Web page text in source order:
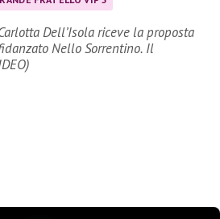
Dell’Isola riceve la proposta
Nello Sorrentino. Il